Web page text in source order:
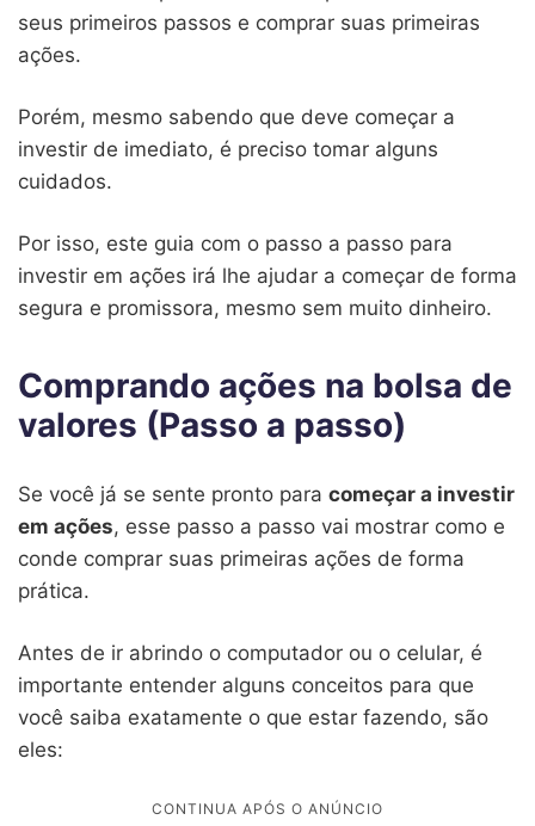
seus primeiros passos e comprar suas primeiras
ações.
Porém, mesmo sabendo que deve começar a
investir de imediato, é preciso tomar alguns
cuidados.
Por isso, este guia com o passo a passo para
investir em ações irá lhe ajudar a começar de forma
segura e promissora, mesmo sem muito dinheiro.
Comprando ações na bolsa de
valores (Passo a passo)
Se você já se sente pronto para começar a investir
em ações, esse passo a passo vai mostrar como e
conde comprar suas primeiras ações de forma
prática.
Antes de ir abrindo o computador ou o celular, é
importante entender alguns conceitos para que
você saiba exatamente o que estar fazendo, são
eles: